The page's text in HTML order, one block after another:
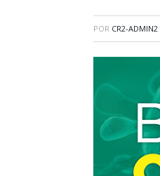
POR CR2-ADMIN2